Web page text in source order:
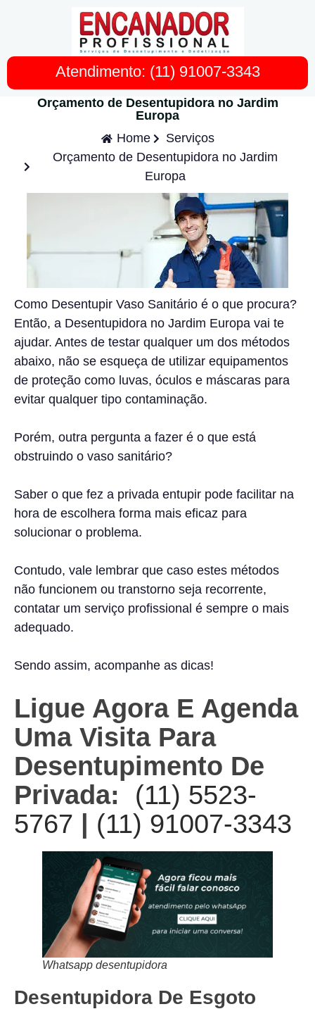
Atendimento: (11) 91007-3343
Orçamento de Desentupidora no Jardim
Europa
Home
Serviços
Orçamento de Desentupidora no Jardim
Europa
Como Desentupir Vaso Sanitário é o que procura?
Então, a Desentupidora no Jardim Europa vai te
ajudar. Antes de testar qualquer um dos métodos
abaixo, não se esqueça de utilizar equipamentos
de proteção como luvas, óculos e máscaras para
evitar qualquer tipo contaminação.
Porém, outra pergunta a fazer é o que está
obstruindo o vaso sanitário?
Saber o que fez a privada entupir pode facilitar na
hora de escolhera forma mais eficaz para
solucionar o problema.
Contudo, vale lembrar que caso estes métodos
não funcionem ou transtorno seja recorrente,
contatar um serviço profissional é sempre o mais
adequado.
Sendo assim, acompanhe as dicas!
Ligue Agora E Agenda
Uma Visita Para
Desentupimento De
Privada: (11) 5523-
5767
(11) 91007-3343
Whatsapp desentupidora
Desentupidora De Esgoto